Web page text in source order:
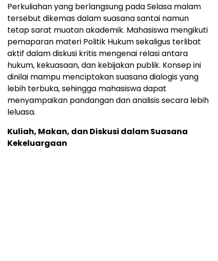
Perkuliahan yang berlangsung pada Selasa malam
tersebut dikemas dalam suasana santai namun
tetap sarat muatan akademik. Mahasiswa mengikuti
pemaparan materi Politik Hukum sekaligus terlibat
aktif dalam diskusi kritis mengenai relasi antara
hukum, kekuasaan, dan kebijakan publik. Konsep ini
dinilai mampu menciptakan suasana dialogis yang
lebih terbuka, sehingga mahasiswa dapat
menyampaikan pandangan dan analisis secara lebih
leluasa.
Kuliah, Makan, dan Diskusi dalam Suasana
Kekeluargaan